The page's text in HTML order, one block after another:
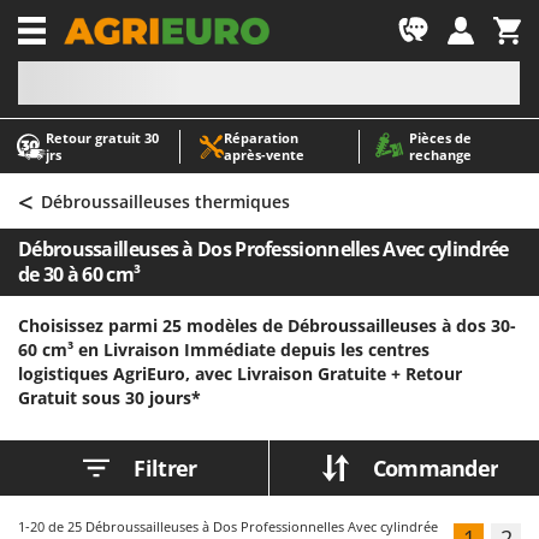
Retour gratuit 30
jrs
Réparation
après‑vente
Pièces de
rechange
-1
A
Abris de jardin
Accessoires pour tracteurs tondeuses autoportés
Aérateurs Scarificateurs pour gazon
Arracheuses de pommes de terre pour tracteur
Aspirateurs à cendres
Aspirateurs à feuilles sur roues
Aspirateurs de piscine
Atomiseurs agricoles pour tracteurs
Atomiseurs pour traitements
A
AgriEuro Premium
AgriEuro TOP-LINE
AGT
Airmec
AL-KO
Alpina
Ama
< Débroussailleuses thermiques
Débroussailleuses à Dos Professionnelles Avec cylindrée
de 30 à 60 cm³
Choisissez parmi 25 modèles de Débroussailleuses à dos 30-
60 cm³ en Livraison Immédiate depuis les centres
logistiques AgriEuro, avec Livraison Gratuite + Retour
Gratuit sous 30 jours*
Filtrer Commander
1-20 de 25 Débroussailleuses à Dos Professionnelles Avec cylindrée